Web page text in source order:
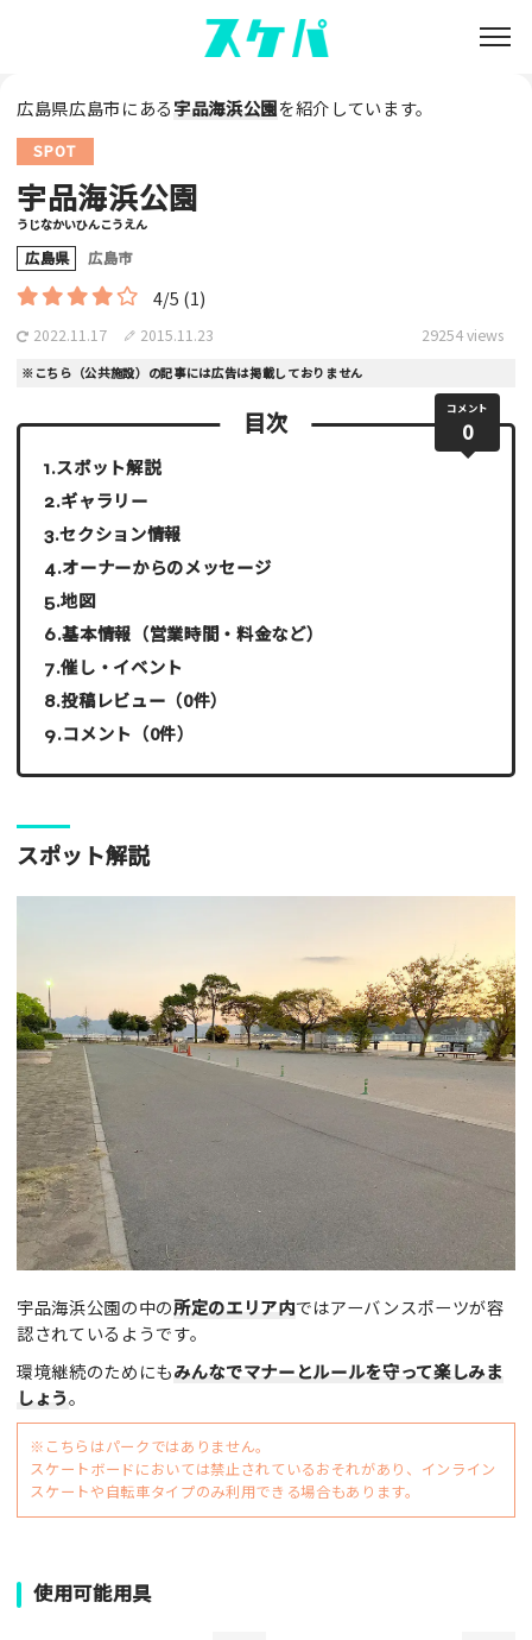
広島県広島市にある宇品海浜公園を紹介しています。
SPOT
宇品海浜公園
うじなかいひんこうえん
広島県 広島市
4/5 (1)
2022.11.17 2015.11.23 29254 views
※こちら（公共施設）の記事には広告は掲載しておりません
コメント
0
目次
スポット解説
ギャラリー
セクション情報
オーナーからのメッセージ
地図
基本情報（営業時間・料金など）
催し・イベント
投稿レビュー（0件）
コメント（0件）
スポット解説
宇品海浜公園の中の所定のエリア内ではアーバンスポーツが容
認されているようです。
環境継続のためにもみんなでマナーとルールを守って楽しみま
しょう。
※こちらはパークではありません。
スケートボードにおいては禁止されているおそれがあり、インライン
スケートや自転車タイプのみ利用できる場合もあります。
使用可能用具